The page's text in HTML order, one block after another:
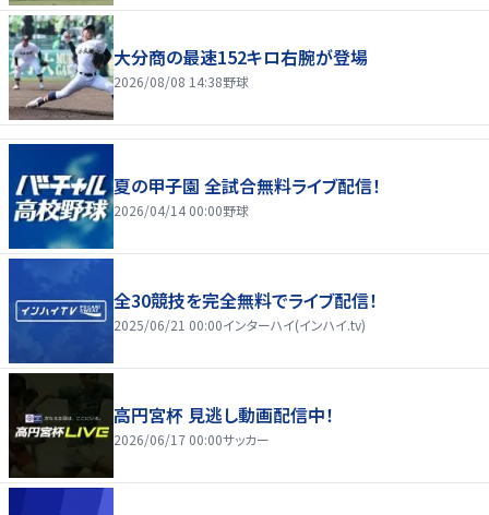
大分商の最速152キロ右腕が登場
2026/08/08 14:38野球
夏の甲子園 全試合無料ライブ配信！
2026/04/14 00:00野球
全30競技を完全無料でライブ配信！
2025/06/21 00:00インターハイ(インハイ.tv)
高円宮杯 見逃し動画配信中！
2026/06/17 00:00サッカー